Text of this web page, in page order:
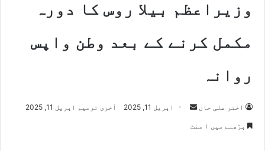
وزیراعظم بیلا روس کا دورہ
مکمل کرنے کے بعد وطن واپس
روانہ
اختر علی خان اپریل 11, 2025 آخری ترمیم اپریل 11, 2025
پڑھنے میں ۱ منٹ